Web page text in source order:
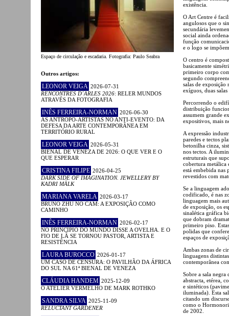
Espaço de circulação e escadaria. Fotografia: Paulo Seabra
Outros artigos:
LEONOR VEIGA 2026-07-31
RENCONTRES D´ARLES 2026: RELER MUNDOS
ATRAVÉS DA FOTOGRAFIA
INÊS FERREIRA-NORMAN 2026-06-30
AS ANTROPO-ARTISTAS NO ANTI-EVENTO: DA
DEFESA DA ARTE CONTEMPORÂNEA EM
TERRITÓRIO RURAL
LEONOR VEIGA 2026-05-31
BIENAL DE VENEZA DE 2026: O QUE VER E O
QUE ESPERAR
CRISTINA FILIPE 2026-04-25
DARK SIDE OF IMAGINATION. JEWELLERY BY
KADRI MÄLK
MARIANA VARELA 2026-03-17
BRUNO ZHU NO CAM: A EXPOSIÇÃO COMO
CAMINHO
INÊS FERREIRA-NORMAN 2026-02-17
NO PRINCÍPIO DO MUNDO DISSE A OVELHA. E O
FIO DE LÃ SE TORNOU PASTOR, ARTISTA E
RESISTÊNCIA
LAURA BUROCCO 2026-01-17
UM CASO DE CENSURA: O PAVILHÃO DA ÁFRICA
DO SUL NA 61ª BIENAL DE VENEZA
CLÁUDIA HANDEM 2025-12-09
O ATELIER VERMELHO DE MARK ROTHKO
SANDRA SILVA 2025-11-09
RELUCTANT GARDENER
existência.
O Art Centre é
angulosos que o
secundária
social ainda
função
e o logo se
O centro é
basicamente
primeiro corpo
segundo
salas de
exíguos, duas
Percorrendo o
distribuição
assumem grande
expositivos, mais
A expressão
paredes e tectos
betonilha cinza,
nos tectos. A
estruturais que
cobertura metálica
está embebida nas
revestidos com
Se a linguagem
codificado, é nas
linguagem mais
de exposição, os
sinalética gráfica
que dobram
primeiro piso.
polidas que
espaços de
Ambas zonas de
linguagens
contemporânea
Sobre a sala
abstracta, etérea,
e sintéticos
iluminada). Esta
citando um
como o
de 2002.